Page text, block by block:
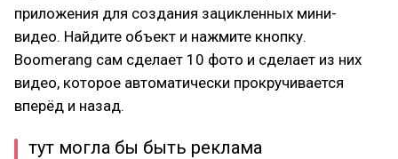
приложения для создания зацикленных мини-
видео. Найдите объект и нажмите кнопку.
Boomerang сам сделает 10 фото и сделает из них
видео, которое автоматически прокручивается
вперёд и назад.
тут могла бы быть реклама